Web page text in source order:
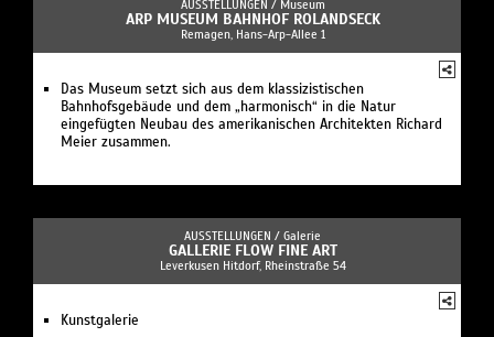
AUSSTELLUNGEN / Museum
ARP MUSEUM BAHNHOF ROLANDSECK
Remagen, Hans-Arp-Allee 1
Das Museum setzt sich aus dem klassizistischen
Bahnhofsgebäude und dem „harmonisch“ in die Natur
eingefügten Neubau des amerikanischen Architekten Richard
Meier zusammen.
AUSSTELLUNGEN / Galerie
GALLERIE FLOW FINE ART
Leverkusen Hitdorf, Rheinstraße 54
Kunstgalerie